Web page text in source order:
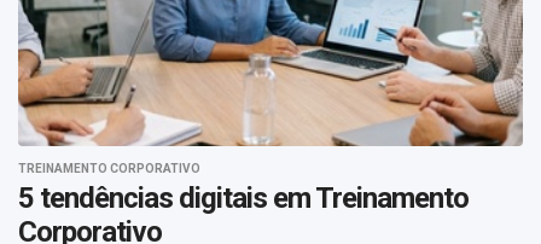
TREINAMENTO CORPORATIVO
5 tendências digitais em Treinamento
Corporativo